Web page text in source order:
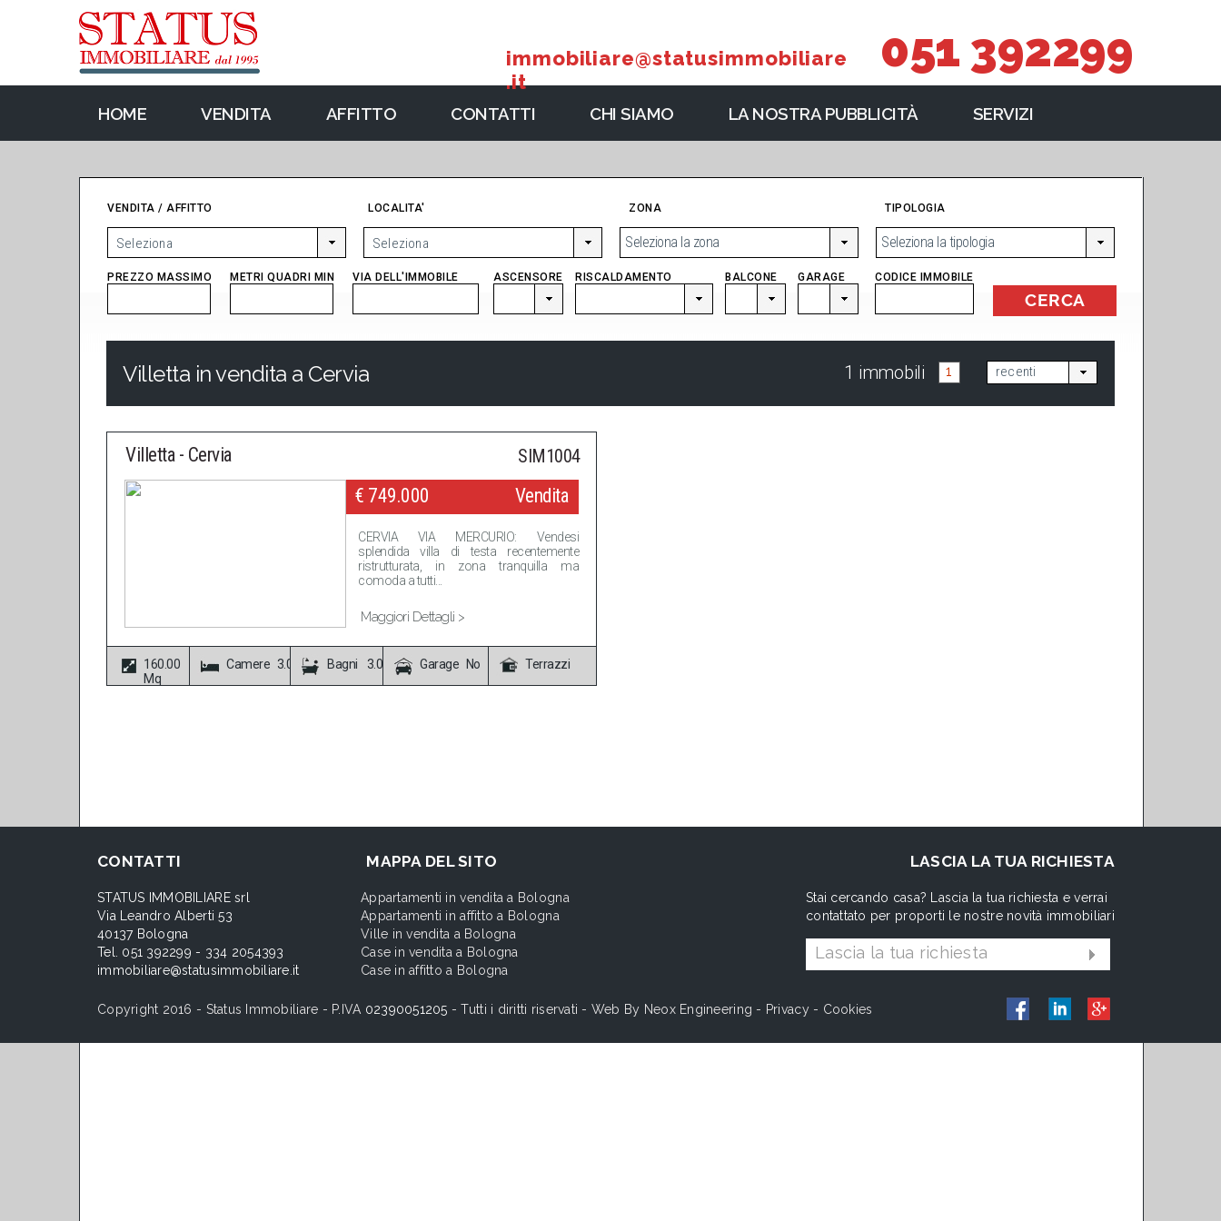
Villetta in vendita a Cervia
Villetta - Cervia SIM1004
€ 749.000 Vendita
CERVIA VIA MERCURIO: Vendesi
splendida villa di testa recentemente
ristrutturata, in zona tranquilla ma
comoda a tutti...
Maggiori Dettagli >
160.00
Mq
Camere 3.00 Bagni 3.00 Garage No Terrazzi
1
1 immobili
VENDITA / AFFITTO LOCALITA' ZONA TIPOLOGIA
Seleziona la zona Seleziona la tipologia
PREZZO MASSIMO METRI QUADRI MIN VIA DELL'IMMOBILE ASCENSORE RISCALDAMENTO BALCONE GARAGE CODICE IMMOBILE
HOME VENDITA AFFITTO CONTATTI CHI SIAMO LA NOSTRA PUBBLICITÀ SERVIZI
immobiliare@statusimmobiliare
.it
051 392299
CONTATTI MAPPA DEL SITO LASCIA LA TUA RICHIESTA
STATUS IMMOBILIARE srl
Via Leandro Alberti 53
40137 Bologna
Tel. 051 392299 - 334 2054393
immobiliare@statusimmobiliare.it
Appartamenti in vendita a Bologna
Appartamenti in affitto a Bologna
Ville in vendita a Bologna
Case in vendita a Bologna
Case in affitto a Bologna
Stai cercando casa? Lascia la tua richiesta e verrai
contattato per proporti le nostre novità immobiliari
Lascia la tua richiesta
Copyright 2016 - Status Immobiliare - P.IVA 02390051205 - Tutti i diritti riservati - Web By Neox Engineering - Privacy- Cookies